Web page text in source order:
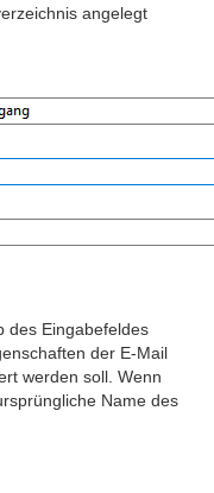
angelegt
des Eingabefeldes
der E-Mail
werden soll. Wenn
Name des